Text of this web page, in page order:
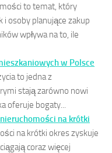
to temat, który
osoby planujące zakup
wpływa na to, ile
w Polsce
to jedna z
stają zarówno nowi
oferuje bogaty...
na krótki
na krótki okres zyskuje
coraz więcej